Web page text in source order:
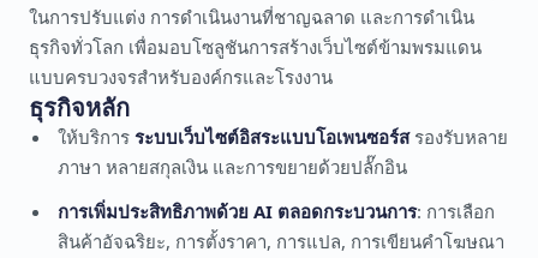
ในการปรับแต่ง การดำเนินงานที่ชาญฉลาด และการดำเนิน
ธุรกิจทั่วโลก เพื่อมอบโซลูชันการสร้างเว็บไซต์ข้ามพรมแดน
แบบครบวงจรสำหรับองค์กรและโรงงาน
ธุรกิจหลัก
ให้บริการ ระบบเว็บไซต์อิสระแบบโอเพนซอร์สรองรับหลาย
ภาษา หลายสกุลเงิน และการขยายด้วยปลั๊กอิน
การเพิ่มประสิทธิภาพด้วย AI ตลอดกระบวนการ: การเลือก
สินค้าอัจฉริยะ, การตั้งราคา, การแปล, การเขียนคำโฆษณา